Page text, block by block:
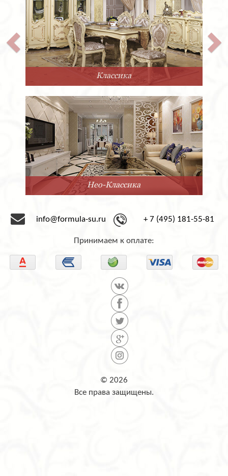
Классика
Нео-Классика
info@formula-su.ru + 7 (495) 181-55-81
Принимаем к оплате:
© 2026
Все права защищены.